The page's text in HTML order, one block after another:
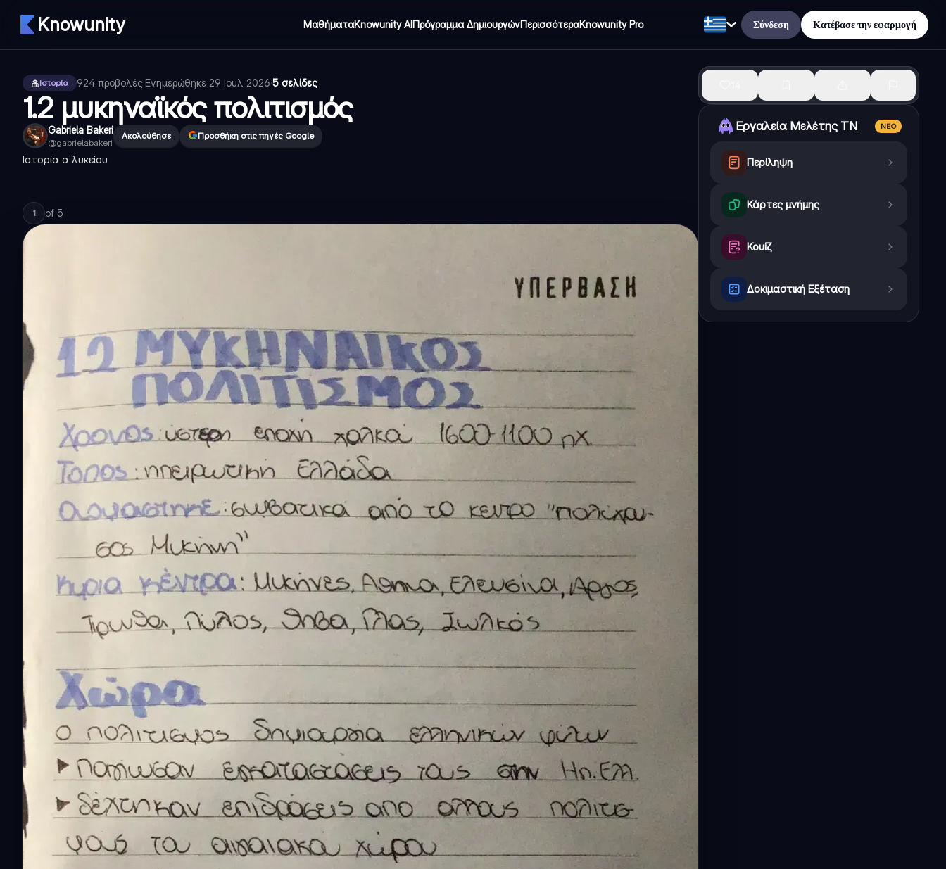
Knowunity ΜαθήματαKnowunity AIΠρόγραμμα ΔημιουργώνΠερισσότεραKnowunity Pro Σύνδεση Κατέβασε την εφαρμογή
Ιστορία 924 προβολές·Ενημερώθηκε 29 Ιουλ 2026·5 σελίδες
1.2 μυκηναϊκός πολιτισμός
Gabriela Bakeri
@gabrielabakeri
Ακολούθησε Προσθήκη στις πηγές Google
Ιστορία α λυκείου
1 of 5
Εργαλεία Μελέτης ΤΝ ΝΈΟ
Περίληψη
Κάρτες μνήμης
Κουίζ
Δοκιμαστική Εξέταση